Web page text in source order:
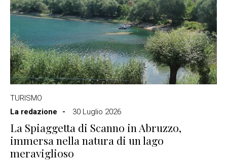
TURISMO
La redazione
30 Luglio 2026
La Spiaggetta di Scanno in Abruzzo,
immersa nella natura di un lago
meraviglioso